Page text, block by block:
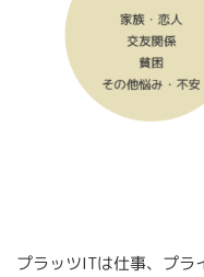
プラッツITは仕事、プラ